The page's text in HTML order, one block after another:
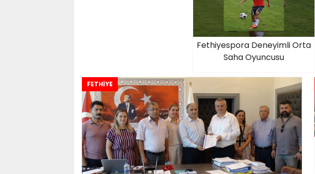
Fethiyespora Deneyimli Orta
Saha Oyuncusu
FETHİYE